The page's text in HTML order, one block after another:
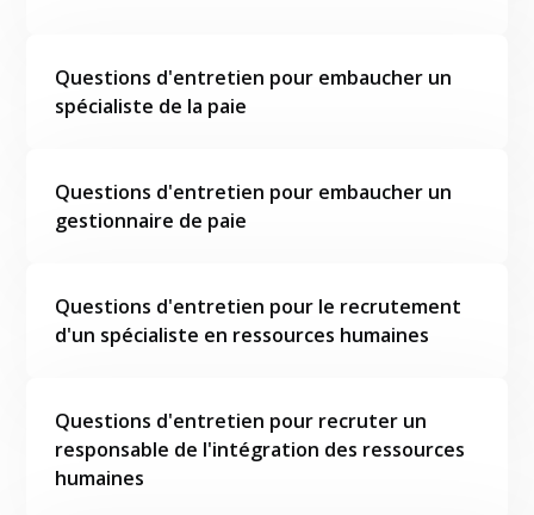
Questions d'entretien pour embaucher un
spécialiste de la paie
Questions d'entretien pour embaucher un
gestionnaire de paie
Questions d'entretien pour le recrutement
d'un spécialiste en ressources humaines
Questions d'entretien pour recruter un
responsable de l'intégration des ressources
humaines